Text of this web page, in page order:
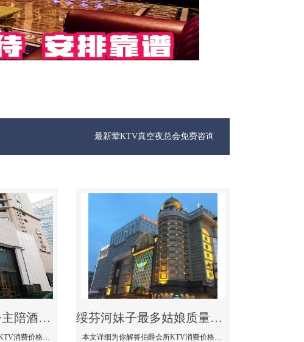
最新荤KTV真空夜总会免费咨询1312 0333301微信同步！
绥芬河商务KTV公主陪酒佳丽漂亮哪家多-私人订制KTV消费价格口碑点评
本文详细为你解答私人订制KTV消费价格口碑点评，更多关于商务KTV公主陪酒佳丽漂亮哪家多免费咨询1312 0333301微信同步！
绥芬河妹子最多姑娘质量好的真空夜总会KTV-伯爵会所KTV消费点评
本文详细为你解答伯爵会所KTV消费价格点评，更多关于妹子最多姑娘质量好的真空夜总会KTV免费咨询1312 0333301微信同步！